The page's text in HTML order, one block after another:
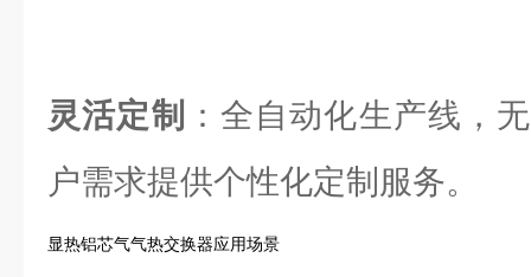
灵活定制
：全自动化生产线，
户需求提供个性化定制服务。
显热铝芯气气热交换器应用场景